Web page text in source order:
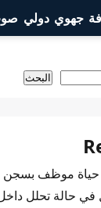
جهوي دولي
البحث
حياة موظف
حالة تحلل